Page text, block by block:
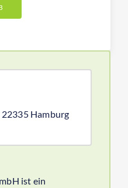
22335 Hamburg
ist ein